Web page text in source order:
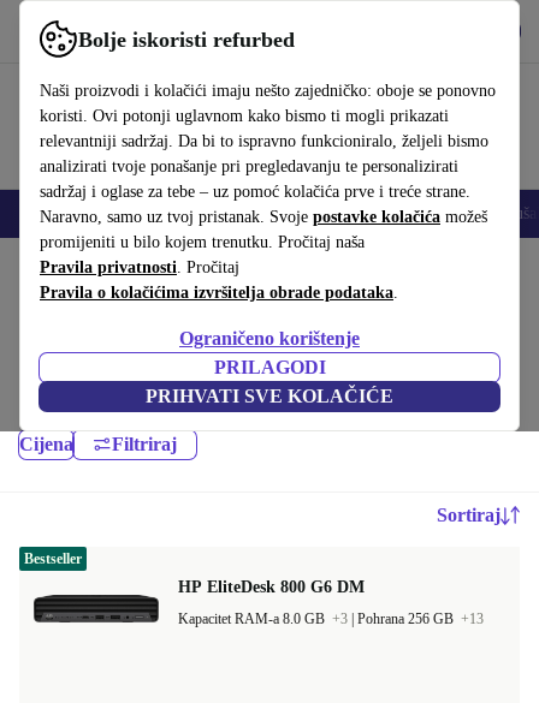
Bolje iskoristi refurbed
Naši proizvodi i kolačići imaju nešto zajedničko: oboje se ponovno
koristi. Ovi potonji uglavnom kako bismo ti mogli prikazati
relevantniji sadržaj. Da bi to ispravno funkcioniralo, željeli bismo
analizirati tvoje ponašanje pri pregledavanju te personalizirati
sadržaj i oglase za tebe – uz pomoć kolačića prve i treće strane.
Naravno, samo uz tvoj pristanak. Svoje postavke kolačića možeš
promijeniti u bilo kojem trenutku. Pročitaj naša
Pravila privatnosti. Pročitaj
Pravila o kolačićima izvršitelja obrade podataka.
Ograničeno korištenje
PRILAGODI
PRIHVATI SVE KOLAČIĆE
Koristi refurbed brzo i jednostavno
Mobiteli Prijenosna računala Tableti Pametni satovi Dodaci
Početna stranica Proizvodi Desktop računala
Nekad rabljeni proizvodi iz kategorije HP desktop računala –
refurbished, uz najmanje 12 mjeseci jamstva. Održivije i povoljnije od
Cijena Filtriraj
Sortiraj
HP EliteDesk 800 G6 DM
Kapacitet RAM-a 8.0 GB +3 Pohrana 256 GB +13
Bestseller